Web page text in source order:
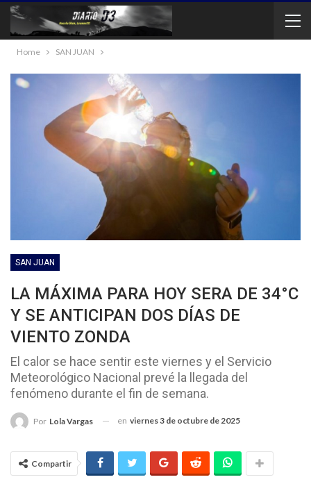
Home SAN JUAN
SAN JUAN
LA MÁXIMA PARA HOY SERA DE 34°C
Y SE ANTICIPAN DOS DÍAS DE
VIENTO ZONDA
El calor se hace sentir este viernes y el Servicio
Meteorológico Nacional prevé la llegada del
fenómeno durante el fin de semana.
Por Lola Vargas en viernes 3 de octubre de 2025
Compartir